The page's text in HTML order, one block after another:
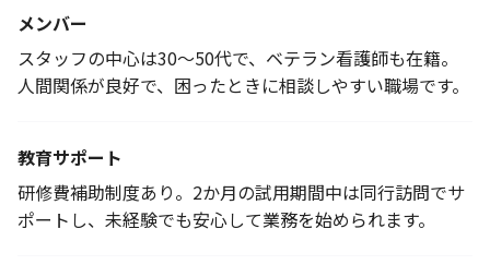
メンバー
スタッフの中心は30～50代で、ベテラン看護師も在籍。
人間関係が良好で、困ったときに相談しやすい職場です。
教育サポート
研修費補助制度あり。2か月の試用期間中は同行訪問でサ
ポートし、未経験でも安心して業務を始められます。